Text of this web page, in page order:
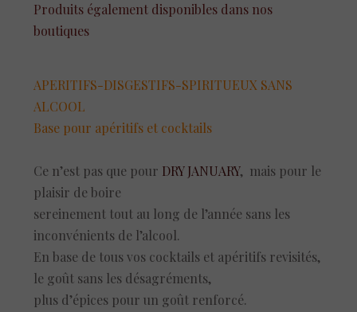
Produits également disponibles dans nos
boutiques
APERITIFS-DISGESTIFS-SPIRITUEUX SANS
ALCOOL
Base pour apéritifs et cocktails
Ce n’est pas que pour DRY JANUARY, mais pour le
plaisir de boire
sereinement tout au long de l’année sans les
inconvénients de l’alcool.
En base de tous vos cocktails et apéritifs revisités,
le goût sans les désagréments,
plus d’épices pour un goût renforcé.